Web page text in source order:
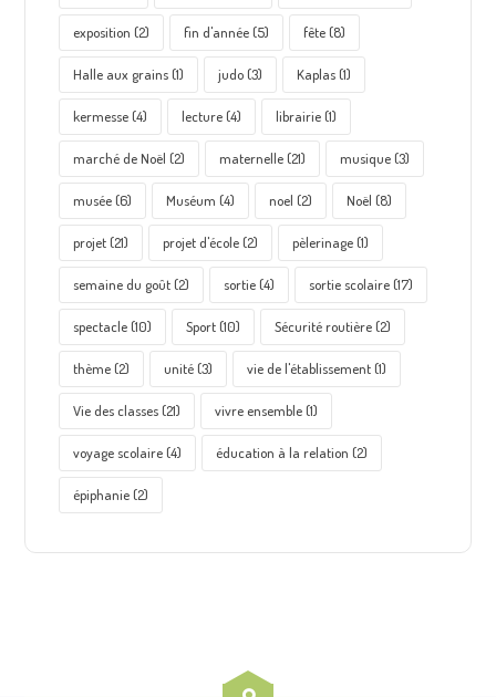
exposition (2) fin d'année(5) fête(8)
Halle aux grains(1) judo(3) Kaplas(1)
kermesse(4) lecture(4) librairie(1)
marché de Noël (2) maternelle(21) musique(3)
musée(6) Muséum (4) noel (2) Noël (8)
projet(21) projet d'école(2) pèlerinage(1)
semaine du goût(2) sortie(4) sortie scolaire(17)
spectacle(10) Sport(10) Sécurité routière(2)
thème(2) unité(3) vie de l'établissement(1)
Vie des classes(21) vivre ensemble(1)
voyage scolaire(4) éducation à la relation (2)
épiphanie(2)